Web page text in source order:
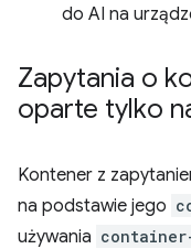
do AI na
Zapytania o
oparte tylko
Kontener z
na podstawie jego
używania